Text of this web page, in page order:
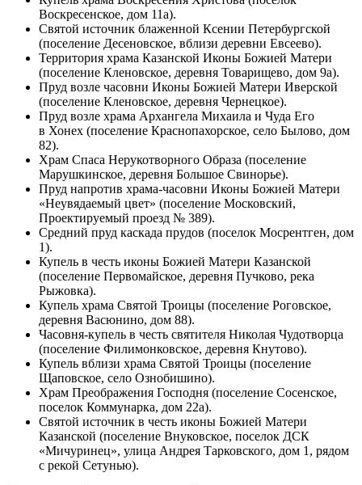
Воскресенское, дом 11а).
Святой источник блаженной Ксении Петербургской
(поселение Десеновское, вблизи деревни Евсеево).
Территория храма Казанской Иконы Божией Матери
(поселение Кленовское, деревня Товарищево, дом 9а).
Пруд возле часовни Иконы Божией Матери Иверской
(поселение Кленовское, деревня Чернецкое).
Пруд возле храма Архангела Михаила и Чуда Его
в Хонех (поселение Краснопахорское, село Былово, дом
82).
Храм Спаса Нерукотворного Образа (поселение
Марушкинское, деревня Большое Свинорье).
Пруд напротив храма-часовни Иконы Божией Матери
«Неувядаемый цвет» (поселение Московский,
Проектируемый проезд № 389).
Средний пруд каскада прудов (поселок Мосрентген, дом
1).
Купель в честь иконы Божией Матери Казанской
(поселение Первомайское, деревня Пучково, река
Рыжовка).
Купель храма Святой Троицы (поселение Роговское,
деревня Васюнино, дом 88).
Часовня-купель в честь святителя Николая Чудотворца
(поселение Филимонковское, деревня Кнутово).
Купель вблизи храма Святой Троицы (поселение
Щаповское, село Ознобишино).
Храм Преображения Господня (поселение Сосенское,
поселок Коммунарка, дом 22а).
Святой источник в честь иконы Божией Матери
Казанской (поселение Внуковское, поселок ДСК
«Мичуринец», улица Андрея Тарковского, дом 1, рядом
с рекой Сетунью).